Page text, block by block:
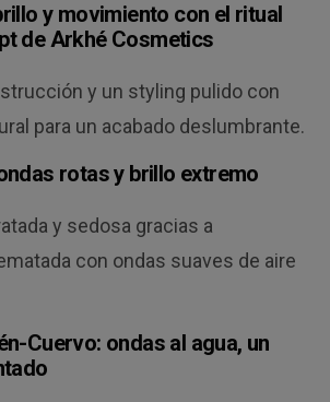
y movimiento con el ritual
de Arkhé Cosmetics
y un styling pulido con
para un acabado deslumbrante.
rotas y brillo extremo
y sedosa gracias a
con ondas suaves de aire
Cuervo: ondas al agua, un